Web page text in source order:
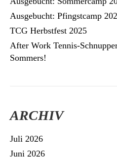
Ausgebucht: Pfingstcamp
TCG Herbstfest 2025
After Work Tennis-
Sommers!
ARCHIV
Juli 2026
Juni 2026